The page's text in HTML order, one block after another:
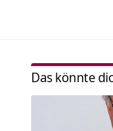
Das könnte